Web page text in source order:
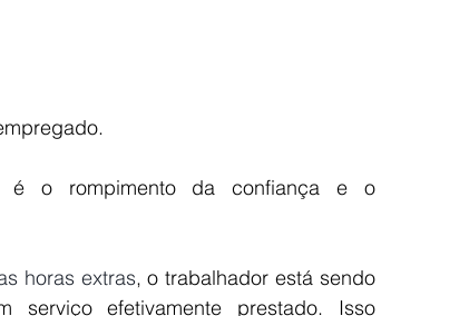
o rompimento da confiança e o
horas extras, o trabalhador está sendo
efetivamente prestado. Isso